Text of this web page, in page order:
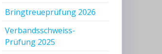
Bringtreueprüfung 2026
Verbandsschweiss-
Prüfung 2025